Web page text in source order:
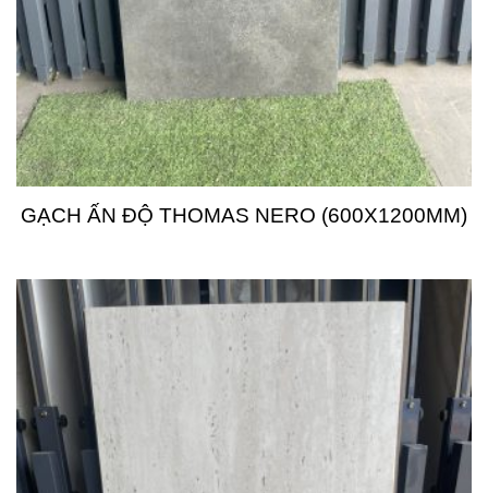
GẠCH ẤN ĐỘ THOMAS NERO (600X1200MM)